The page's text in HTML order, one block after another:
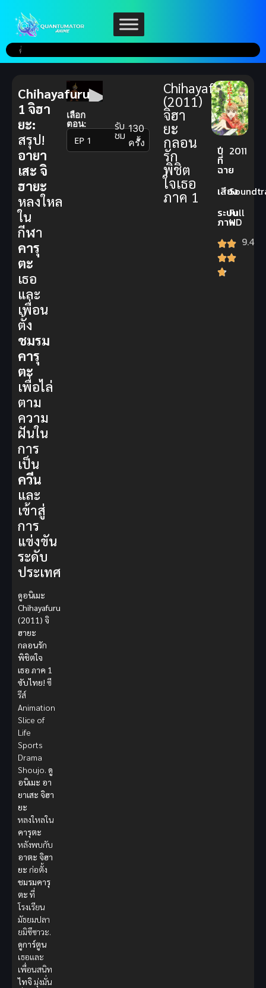
เลือก
ตอน:
▼
รับ
ชม 130
ครั้ง
Chihayafuru
(2011)
จิฮา
ยะ
กลอน
รัก
พิชิต
ใจเธอ
ภาค 1
ปี
ที่
ฉาย
2011
เสียง
ระบบ
ภาพ
Full
HD
9.4
Chihayafuru
1 จิฮา
ยะ:
สรุป!
อายา
เสะ จิ
ฮายะ
หลงใหล
ใน
กีฬา
คารุ
ตะ
เธอ
และ
เพื่อน
ตั้ง
ชมรม
คารุ
ตะ
เพื่อไล่
ตาม
ความ
ฝันใน
การ
เป็น
ควีน
และ
เข้าสู่
การ
แข่งขัน
ระดับ
ประเทศ
ดูอนิเมะ
Chihayafuru
(2011) จิ
ฮายะ
กลอนรัก
พิชิตใจ
เธอ ภาค 1
ซับไทย! ซี
รีส์
Animation
Slice of
Life
Sports
Drama
Shoujo. ดู
อนิเมะ อา
ยาเสะ จิฮา
ยะ
หลงใหลใน
คารุตะ
หลังพบกับ
อาตะ จิฮา
ยะ ก่อตั้ง
ชมรมคารุ
ตะ ที่
โรงเรียน
มัธยมปลา
ยมิซึซาวะ.
ดูการ์ตูน
เธอและ
เพื่อนสนิท
ไทจิมุ่งมั่น